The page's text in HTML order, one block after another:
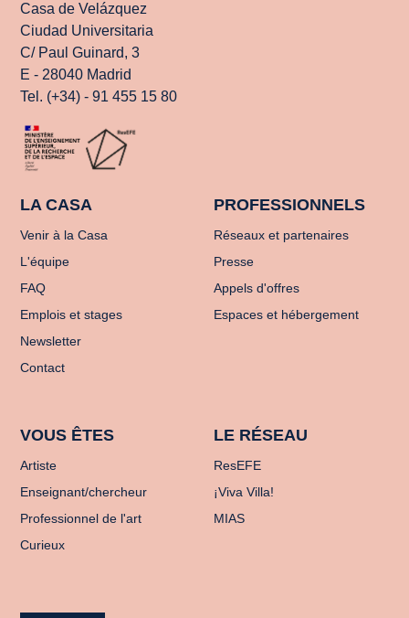
Casa de Velázquez
Ciudad Universitaria
C/ Paul Guinard, 3
E - 28040 Madrid
Tel. (+34) - 91 455 15 80
LA CASA
Venir à la Casa
L'équipe
FAQ
Emplois et stages
Newsletter
Contact
PROFESSIONNELS
Réseaux et partenaires
Presse
Appels d'offres
Espaces et hébergement
VOUS ÊTES
Artiste
Enseignant/chercheur
Professionnel de l'art
Curieux
LE RÉSEAU
ResEFE
¡Viva Villa!
MIAS